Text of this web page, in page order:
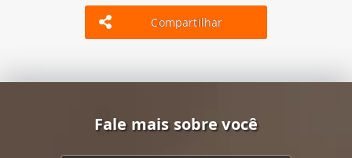
Compartilhar
Fale mais sobre você